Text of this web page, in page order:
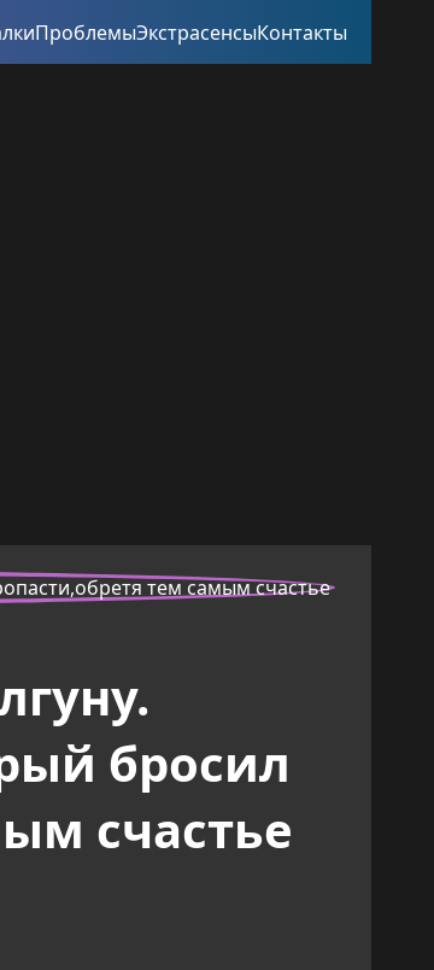
ПроблемыЭкстрасенсыКонтакты
бросил
счастье